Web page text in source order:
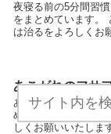
夜寝る前の5分間習
をまとめています。
は治るをよろしくお
あこがれのフサ
あこがれのフサフサ
めています。 どうぞ
しくお願いいたしま